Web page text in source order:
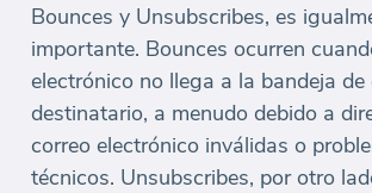
Bounces y Unsubscribes, es
importante. Bounces ocurren
electrónico no llega a la bandeja de
destinatario, a menudo debido a
correo electrónico inválidas o
técnicos. Unsubscribes, por otro